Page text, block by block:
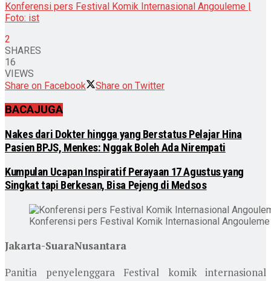
Konferensi pers Festival Komik Internasional Angouleme |
Foto: ist
2
SHARES
16
VIEWS
Share on Facebook
Share on Twitter
BACAJUGA
Nakes dari Dokter hingga yang Berstatus Pelajar Hina
Pasien BPJS, Menkes: Nggak Boleh Ada Nirempati
Kumpulan Ucapan Inspiratif Perayaan 17 Agustus yang
Singkat tapi Berkesan, Bisa Pejeng di Medsos
Konferensi pers Festival Komik Internasional
Jakarta-SuaraNusantara
Panitia penyelenggara Festival komik internasional